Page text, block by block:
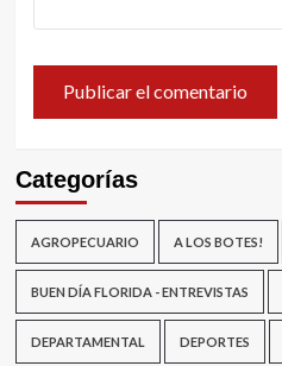
Categorías
AGROPECUARIO A LOS BOTES!
BUEN DÍA FLORIDA - ENTREVISTAS
DEPARTAMENTAL DEPORTES